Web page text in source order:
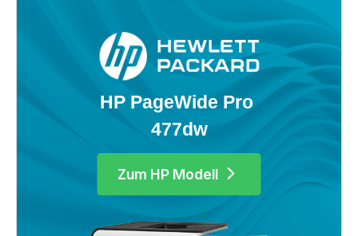
HP PageWide Pro
477dw
Zum HP Modell